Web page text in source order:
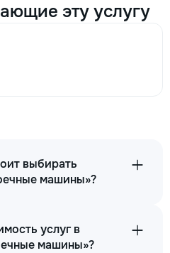
эту услугу
выбирать
машины»?
услуг в
машины»?